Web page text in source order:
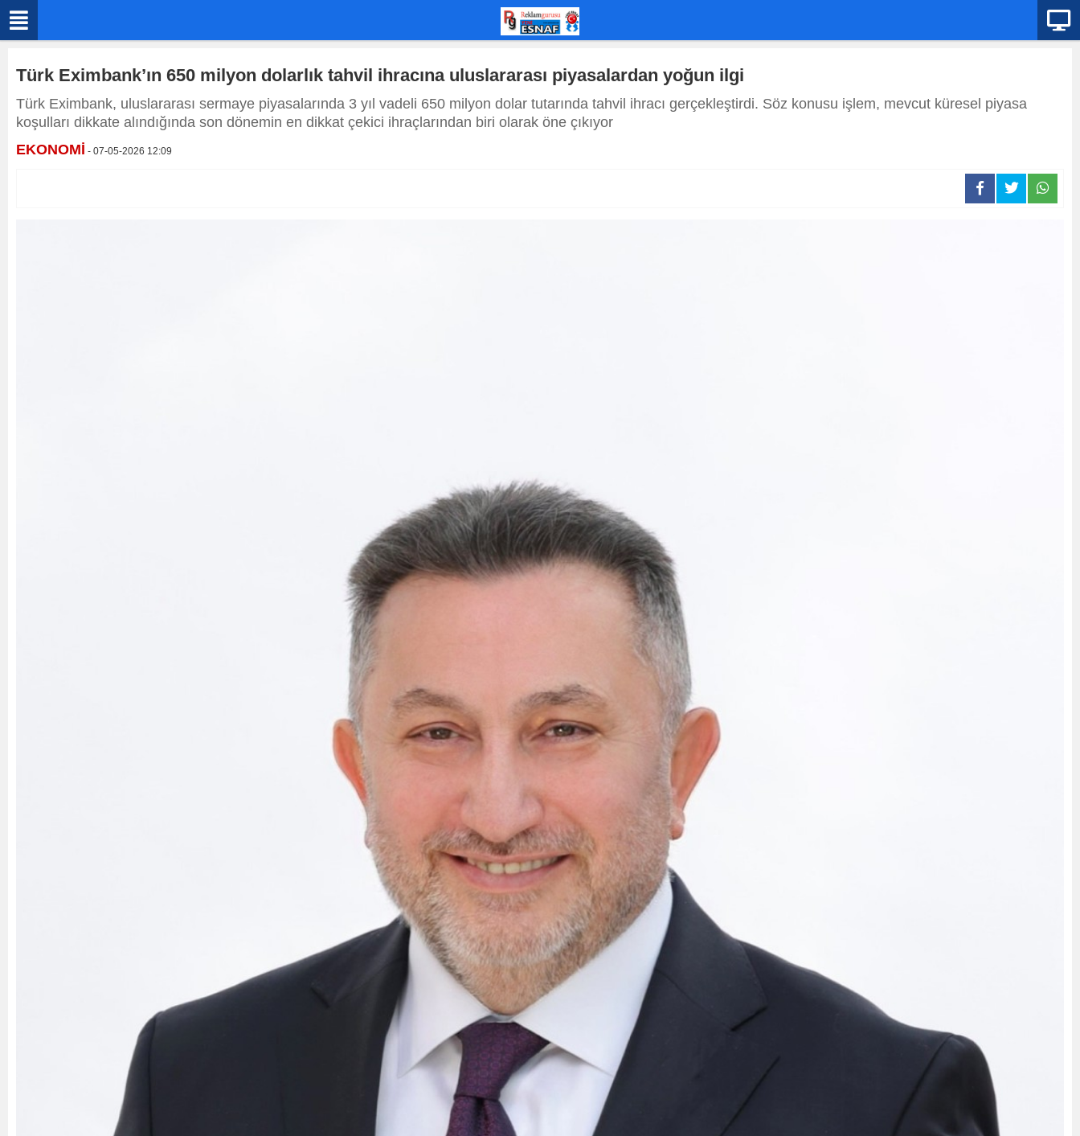
Türk Eximbank’ın 650 milyon dolarlık tahvil ihracına uluslararası piyasalardan yoğun ilgi
Türk Eximbank, uluslararası sermaye piyasalarında 3 yıl vadeli 650 milyon dolar tutarında tahvil ihracı gerçekleştirdi. Söz konusu işlem, mevcut küresel piyasa
koşulları dikkate alındığında son dönemin en dikkat çekici ihraçlarından biri olarak öne çıkıyor
EKONOMİ - 07-05-2026 12:09